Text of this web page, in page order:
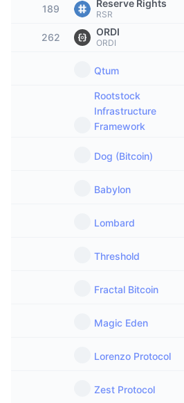
В тренде
Новинка
Политика
Общая статистика NFT
Предстоящие продажи
Крипто-ETF
Bitcoin (Биткоин)-ETF
Технический анализ
Ставки финансирования
Глоссарий
189 Reserve Rights
RSR
262 ORDI
ORDI
Qtum
Rootstock
Infrastructure
Framework
Dog (Bitcoin)
Babylon
Lombard
Threshold
Fractal Bitcoin
Magic Eden
Lorenzo Protocol
Zest Protocol